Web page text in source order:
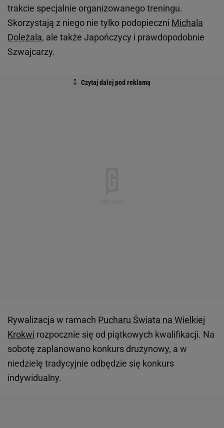
trakcie specjalnie organizowanego treningu.
Skorzystają z niego nie tylko podopieczni Michala
Doleżala, ale także Japończycy i prawdopodobnie
Szwajcarzy.
Rywalizacja w ramach Pucharu Świata na Wielkiej
Krokwi rozpocznie się od piątkowych kwalifikacji. Na
sobotę zaplanowano konkurs drużynowy, a w
niedzielę tradycyjnie odbędzie się konkurs
indywidualny.